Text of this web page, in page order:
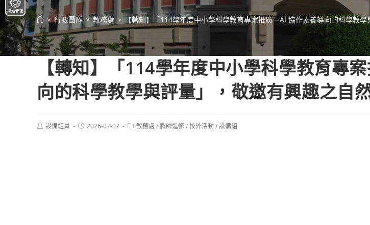
> 行政團隊 > 教務處 > 【轉知】「114學年度中小學科學教育專案推廣－AI 協作素養導向的科學教
【轉知】「114學年度中小學科學教育專
向的科學教學與評量」，敬邀有興趣之自
Post設備組員
Post2026-07-07
Post教務處 /教師進修/校外活動/設備組